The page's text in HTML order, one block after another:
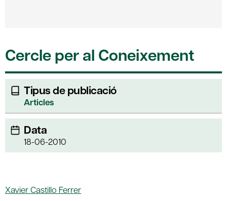
Cercle per al Coneixement
Tipus de publicació
Articles
Data
18-06-2010
Xavier Castillo Ferrer